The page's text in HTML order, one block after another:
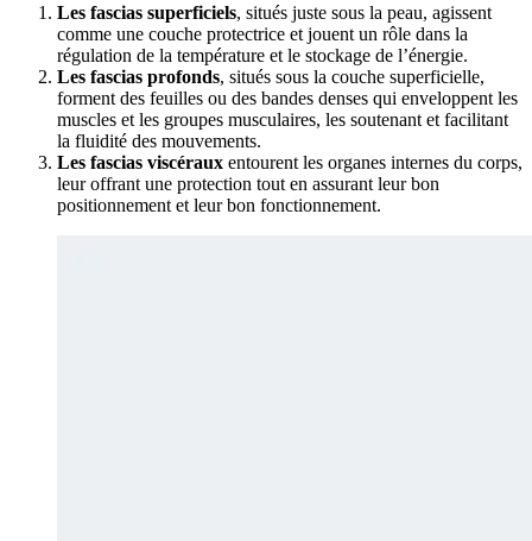
Les fascias superficiels, situés juste sous la peau, agissent
comme une couche protectrice et jouent un rôle dans la
régulation de la température et le stockage de l’énergie.
Les fascias profonds, situés sous la couche superficielle,
forment des feuilles ou des bandes denses qui enveloppent les
muscles et les groupes musculaires, les soutenant et facilitant
la fluidité des mouvements.
Les fascias viscéraux entourent les organes internes du corps,
leur offrant une protection tout en assurant leur bon
positionnement et leur bon fonctionnement.